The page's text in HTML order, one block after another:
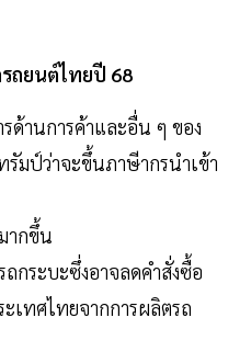
ถยนต์ไทยปี 68
ด้านการค้าและอื่น ๆ ของ
มป์ว่าจะขึ้นภาษีากรนำเข้า
ากขึ้น
กระบะซึ่งอาจลดคำสั่งซื้อ
เทศไทยจากการผลิตรถ